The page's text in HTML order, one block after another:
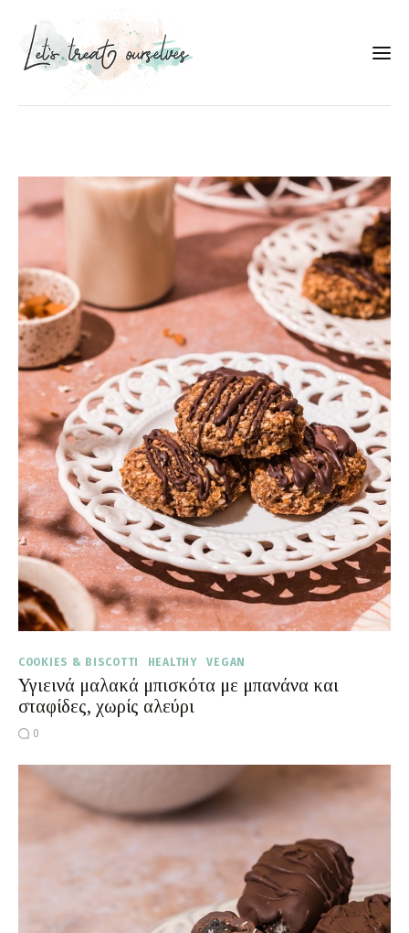
Portfolio
Food photography tips
Επικοινωνία
Συνεργασίες
Moments of Mine
FAQ
COOKIES & BISCOTTI HEALTHY VEGAN
Υγιεινά μαλακά μπισκότα με μπανάνα και
σταφίδες, χωρίς αλεύρι
0